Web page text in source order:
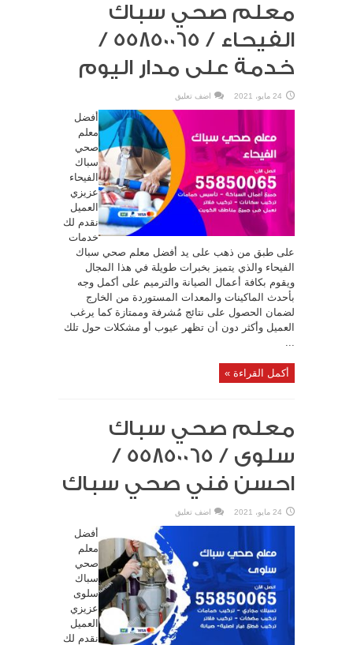
معلم صحي سباك
الفيحاء / 55850065 /
خدمة على مدار اليوم
24 مايو، 2021 اضف تعليق
أفضل
معلم
صحي
سباك
الفيحاء
عزيزي
العميل
نقدم لك
خدمات
على طبق من ذهب على يد أفضل معلم صحي سباك
الفيحاء والذي يتميز بخبرات طويلة في هذا المجال
ويقوم بكافة أعمال الصيانة والترميم على أكمل وجه
بأحدث الماكينات والمعدات المستوردة من الخارج
لضمان الحصول على نتائج مُشرفة وممتازة كما يرغب
العميل وأكثر دون أن تظهر عيوب أو مشكلات حول تلك
...
أكمل القراءة »
معلم صحي سباك
سلوى / 55850065 /
احسن فني صحي سباك
24 مايو، 2021 اضف تعليق
أفضل
معلم
صحي
سباك
سلوى
عزيزي
العميل
نقدم لك